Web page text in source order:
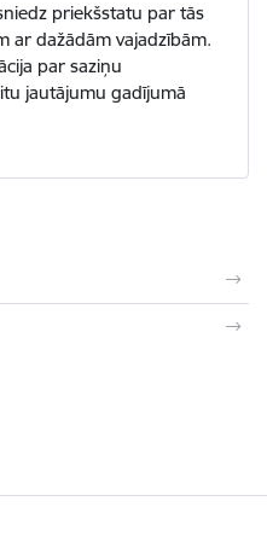
priekšstatu par tās
ar dažādām vajadzībām.
par saziņu
jautājumu gadījumā